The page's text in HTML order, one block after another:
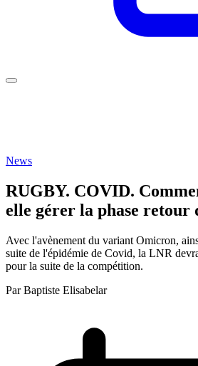
News
RUGBY. COVID.
elle gérer la phase retour
Avec l'avènement du variant Omicron,
suite de l'épidémie de Covid, la LNR
pour la suite de la compétition.
Par Baptiste Elisabelar